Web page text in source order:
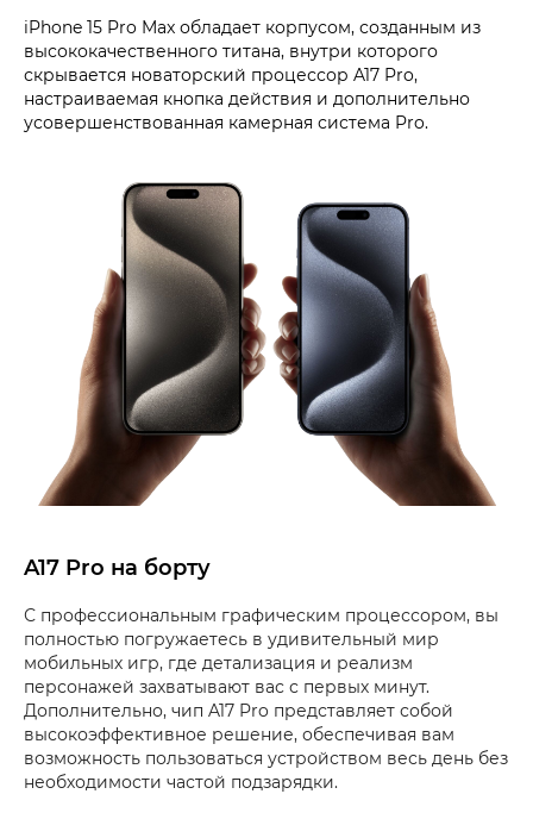
iPhone 15 Pro Max обладает корпусом, созданным из
высококачественного титана, внутри которого
скрывается новаторский процессор A17 Pro,
настраиваемая кнопка действия и дополнительно
усовершенствованная камерная система Pro.
A17 Pro на борту
С профессиональным графическим процессором, вы
полностью погружаетесь в удивительный мир
мобильных игр, где детализация и реализм
персонажей захватывают вас с первых минут.
Дополнительно, чип A17 Pro представляет собой
высокоэффективное решение, обеспечивая вам
возможность пользоваться устройством весь день без
необходимости частой подзарядки.